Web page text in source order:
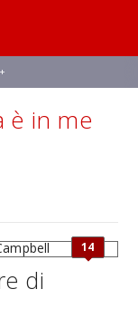
DOOMSDAY
è in me
14
di